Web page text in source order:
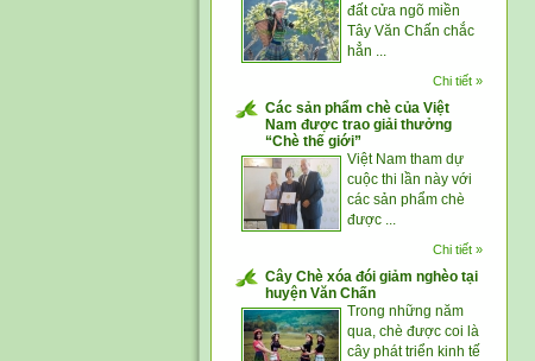
đất cửa ngõ miền
Tây Văn Chấn chắc
hẳn ...
Chi tiết »
Các sản phẩm chè của Việt
Nam được trao giải thưởng
“Chè thế giới”
Việt Nam tham dự
cuộc thi lần này với
các sản phẩm chè
được ...
Chi tiết »
Cây Chè xóa đói giảm nghèo tại
huyện Văn Chấn
Trong những năm
qua, chè được coi là
cây phát triển kinh tế